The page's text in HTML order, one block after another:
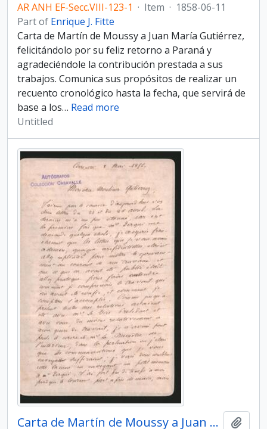
AR ANH EF-Secc.VIII-123-1 · Item · 1858-06-11
Part of Enrique J. Fitte
Carta de Martín de Moussy a Juan María Gutiérrez,
felicitándolo por su feliz retorno a Pa­raná y
agradeciéndole la contribución prestada a sus
trabajos. Comunica sus propósitos de realizar un
recuento cronológico hasta la fecha, que servirá de
base a los… Read more
Untitled
Carta de Martín de Moussy a Juan María Gutiérrez, comentando su sorpresa ante el pedido de Derqui